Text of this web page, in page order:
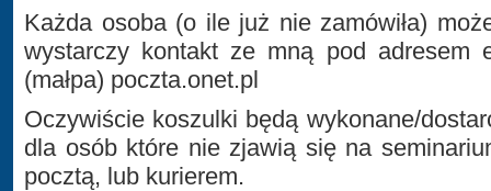
Każda osoba (o ile już nie zamówiła)
wystarczy kontakt ze mną pod adresem
(małpa) poczta.onet.pl
Oczywiście koszulki będą wykonane/
dla osób które nie zjawią się na
pocztą, lub kurierem.